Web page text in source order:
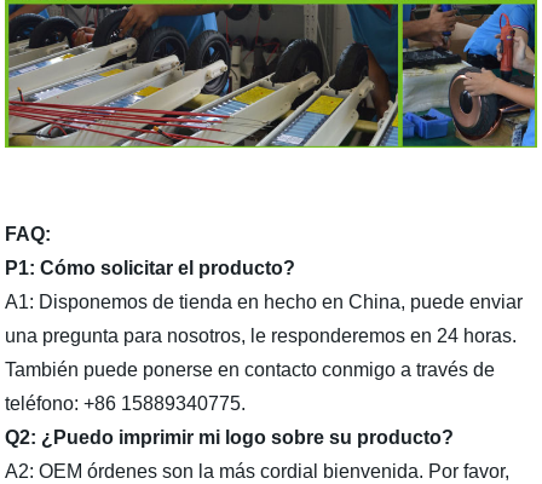
FAQ:
P1: Cómo solicitar el producto?
A1: Disponemos de tienda en hecho en China, puede enviar
una pregunta para nosotros, le responderemos en 24 horas.
También puede ponerse en contacto conmigo a través de
teléfono: +86 15889340775.
Q2: ¿Puedo imprimir mi logo sobre su producto?
A2: OEM órdenes son la más cordial bienvenida. Por favor,